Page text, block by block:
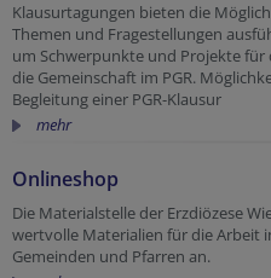
Klausurtagungen bieten die
Themen und Fragestellungen
um Schwerpunkte und Projekte für
die Gemeinschaft im PGR.
Begleitung einer PGR-Klausur
mehr
Onlineshop
Die Materialstelle der Erzdiözese
wertvolle Materialien für die Arbeit
Gemeinden und Pfarren an.